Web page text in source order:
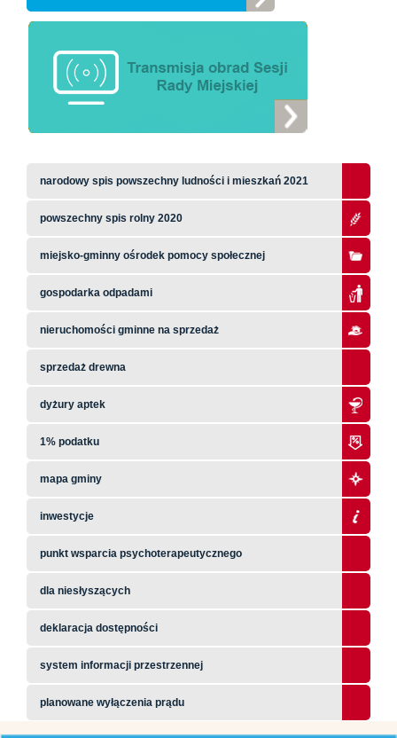
narodowy spis powszechny ludności i mieszkań 2021
powszechny spis rolny 2020
miejsko-gminny ośrodek pomocy społecznej
gospodarka odpadami
nieruchomości gminne na sprzedaż
sprzedaż drewna
dyżury aptek
1% podatku
mapa gminy
inwestycje
punkt wsparcia psychoterapeutycznego
dla niesłyszących
deklaracja dostępności
system informacji przestrzennej
planowane wyłączenia prądu